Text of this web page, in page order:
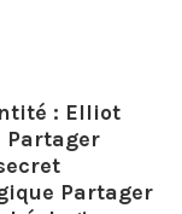
: Elliot
Partager
Partager